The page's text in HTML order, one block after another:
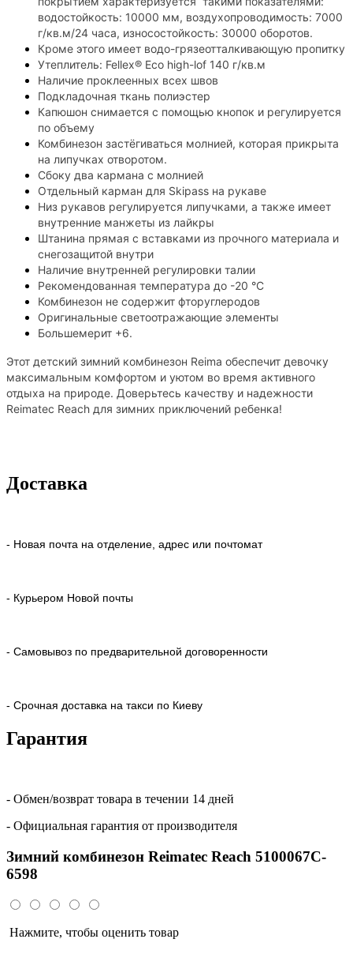
водостойкость: 10000 мм, воздухопроводимость: 7000
г/кв.м/24 часа, износостойкость: 30000 оборотов.
Кроме этого имеет водо-грязеотталкивающую пропитку
Утеплитель: Fellex® Eco high-lof 140 г/кв.м
Наличие проклеенных всех швов
Подкладочная ткань полиэстер
Капюшон снимается с помощью кнопок и регулируется
по объему
Комбинезон застёгиваться молнией, которая прикрыта
на липучках отворотом.
Сбоку два кармана с молнией
Отдельный карман для Skipass на рукаве
Низ рукавов регулируется липучками, а также имеет
внутренние манжеты из лайкры
Штанина прямая с вставками из прочного материала и
снегозащитой внутри
Наличие внутренней регулировки талии
Рекомендованная температура до -20 °C
Комбинезон не содержит фторуглеродов
Оригинальные светоотражающие элементы
Большемерит +6.
Этот детский зимний комбинезон Reima обеспечит девочку
максимальным комфортом и уютом во время активного
отдыха на природе. Доверьтесь качеству и надежности
Reimatec Reach для зимних приключений ребенка!
Доставка
- Новая почта на отделение, адрес или почтомат
- Курьером Новой почты
- Самовывоз по предварительной договоренности
- Срочная доставка на такси по Киеву
Гарантия
- Обмен/возврат товара в течении 14 дней
- Официальная гарантия от производителя
Зимний комбинезон Reimatec Reach 5100067C-
6598
Нажмите, чтобы оценить товар